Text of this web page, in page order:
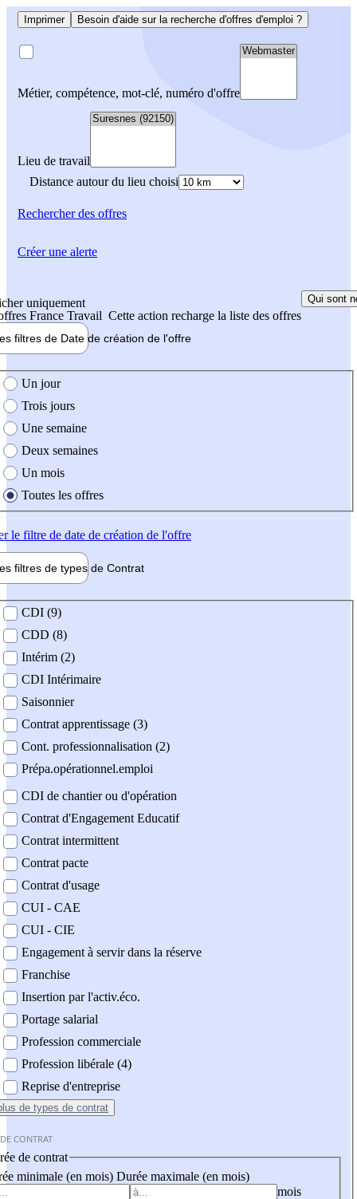
Imprimer Besoin d'aide sur la recherche d'offres d'emploi ?
Métier, compétence, mot-clé, numéro d'offre
Lieu de travail
Distance autour du lieu choisi
Rechercherdes offres
uniquement
France Travail Cette action recharge la liste des offres
Qui sont
filtres de Date de création de l'offre
création de l'offre
Un jour
Trois jours
Une semaine
Deux semaines
Un mois
Toutes les offres
le filtre de date de création de l'offre
filtres de types de Contrat
contrat
CDI (9)
CDD (8)
Intérim (2)
CDI Intérimaire
Saisonnier
Contrat apprentissage (3)
Cont. professionnalisation (2)
Prépa.opérationnel.emploi
CDI de chantier ou d'opération
Contrat d'Engagement Educatif
Contrat intermittent
Contrat pacte
Contrat d'usage
CUI - CAE
CUI - CIE
Engagement à servir dans la réserve
Franchise
Insertion par l'activ.éco.
Portage salarial
Profession commerciale
Profession libérale (4)
Reprise d'entreprise
de types de contrat
CONTRAT
de contrat
minimale (en mois) Durée maximale (en mois)
mois
Créer une alerte